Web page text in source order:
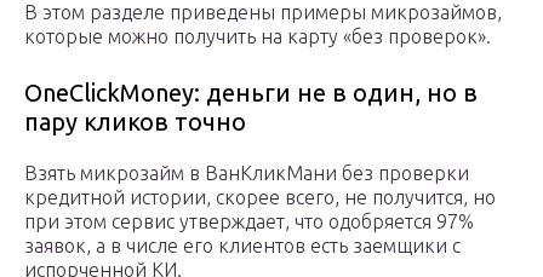
В этом разделе приведены примеры микрозаймов,
которые можно получить на карту «без проверок».
OneClickMoney: деньги не в один, но в
пару кликов точно
Взять микрозайм в ВанКликМани без проверки
кредитной истории, скорее всего, не получится, но
при этом сервис утверждает, что одобряется 97%
заявок, а в числе его клиентов есть заемщики с
испорченной КИ.